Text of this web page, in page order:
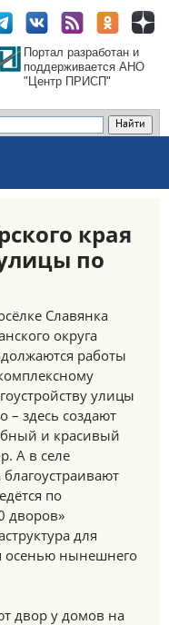
Портал разработан и
поддерживается АНО
"Центр ПРИСП"
края
по
Славянка
округа
работы
улицы
– здесь создают
и красивый
А в селе
по
дворов»
для
осенью нынешнего
двор у домов на